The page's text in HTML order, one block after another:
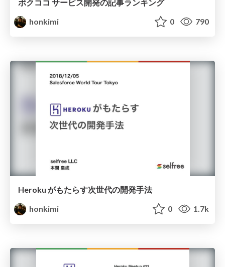
ボクココ サービス開発の記事ランキング
honkimi
0 790
Heroku がもたらす次世代の開発手法
honkimi
0 1.7k